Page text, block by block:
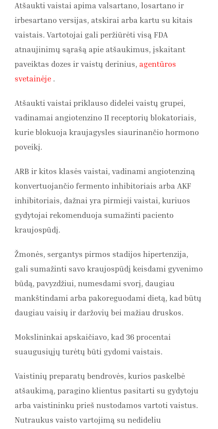
Atšaukti vaistai apima valsartano, losartano ir
irbesartano versijas, atskirai arba kartu su kitais
vaistais. Vartotojai gali peržiūrėti visą FDA
atnaujinimų sąrašą apie atšaukimus, įskaitant
paveiktas dozes ir vaistų derinius, agentūros
svetainėje .
Atšaukti vaistai priklauso didelei vaistų grupei,
vadinamai angiotenzino II receptorių blokatoriais,
kurie blokuoja kraujagysles siaurinančio hormono
poveikį.
ARB ir kitos klasės vaistai, vadinami angiotenziną
konvertuojančio fermento inhibitoriais arba AKF
inhibitoriais, dažnai yra pirmieji vaistai, kuriuos
gydytojai rekomenduoja sumažinti paciento
kraujospūdį.
Žmonės, sergantys pirmos stadijos hipertenzija,
gali sumažinti savo kraujospūdį keisdami gyvenimo
būdą, pavyzdžiui, numesdami svorį, daugiau
mankštindami arba pakoreguodami dietą, kad būtų
daugiau vaisių ir daržovių bei mažiau druskos.
Mokslininkai apskaičiavo, kad 36 procentai
suaugusiųjų turėtų būti gydomi vaistais.
Vaistinių preparatų bendrovės, kurios paskelbė
atšaukimą, paragino klientus pasitarti su gydytoju
arba vaistininku prieš nustodamos vartoti vaistus.
Nutraukus vaisto vartojimą su nedideliu